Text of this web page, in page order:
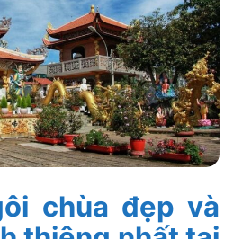
chùa đẹp và